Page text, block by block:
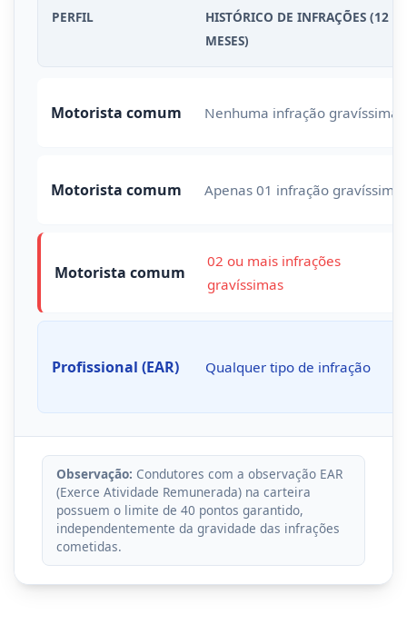
PERFIL
HISTÓRICO DE INFRAÇÕES (12
MESES)
Motorista comum Nenhuma infração gravíssima
Motorista comum Apenas 01 infração gravíssima
Motorista comum
02 ou mais infrações
gravíssimas
Profissional (EAR) Qualquer tipo de infração
Observação: Condutores com a observação EAR
(Exerce Atividade Remunerada) na carteira
possuem o limite de 40 pontos garantido,
independentemente da gravidade das infrações
cometidas.